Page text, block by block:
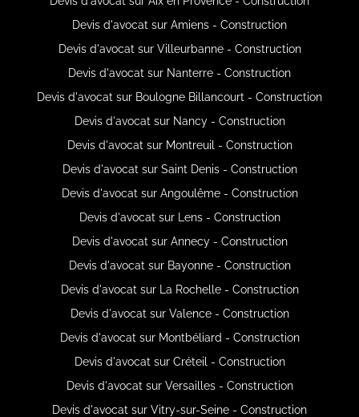
Devis d'avocat sur Amiens - Construction
Devis d'avocat sur Villeurbanne - Construction
Devis d'avocat sur Nanterre - Construction
Devis d'avocat sur Boulogne Billancourt - Construction
Devis d'avocat sur Nancy - Construction
Devis d'avocat sur Montreuil - Construction
Devis d'avocat sur Saint Denis - Construction
Devis d'avocat sur Angoulême - Construction
Devis d'avocat sur Lens - Construction
Devis d'avocat sur Annecy - Construction
Devis d'avocat sur Bayonne - Construction
Devis d'avocat sur La Rochelle - Construction
Devis d'avocat sur Valence - Construction
Devis d'avocat sur Montbéliard - Construction
Devis d'avocat sur Créteil - Construction
Devis d'avocat sur Versailles - Construction
Devis d'avocat sur Vitry-sur-Seine - Construction